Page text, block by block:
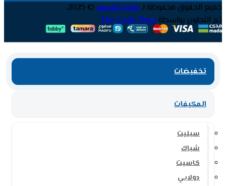
جميع الحقوق محفوظة لـمتجر تكييف© 2025.
تم التطوير بواسطة The Code Time
.
تخفيضات
المكيفات
سبليت
شباك
كاسيت
دولابي